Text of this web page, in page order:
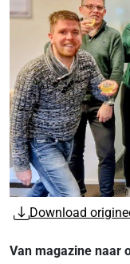
Download
Van magazine naar